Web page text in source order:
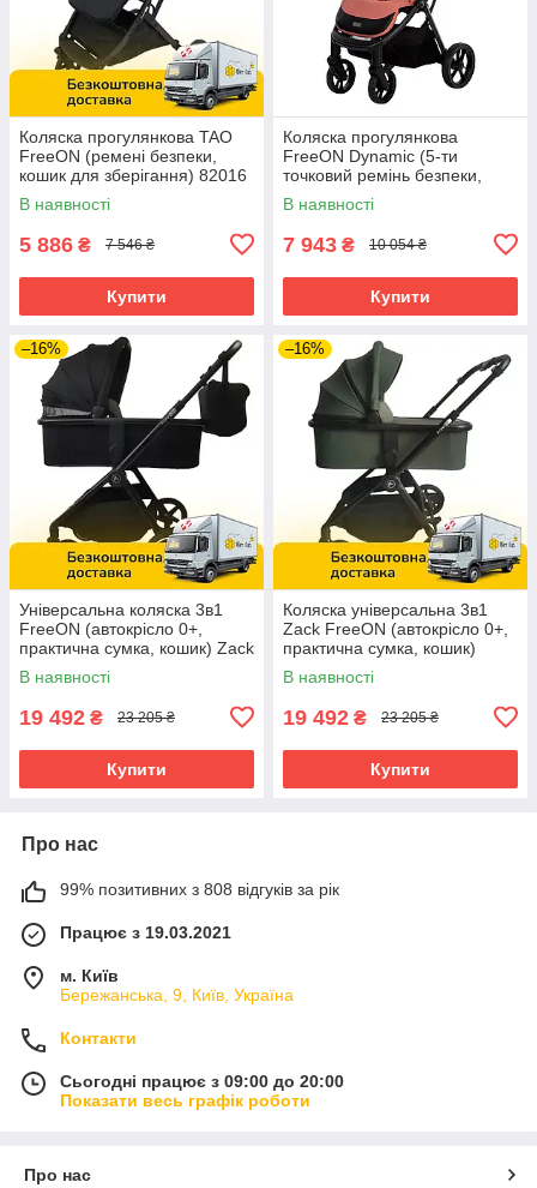
Коляска прогулянкова TAO
FreeON (ремені безпеки,
кошик для зберігання) 82016
Жовтий
В наявності
5 886 ₴ 7 546 ₴
Купити
Коляска прогулянкова
FreeON Dynamic (5-ти
точковий ремінь безпеки,
регул. підніжка) Рожева
В наявності
7 943 ₴ 10 054 ₴
Купити
–16%
Універсальна коляска 3в1
FreeON (автокрісло 0+,
практична сумка, кошик) Zack
Black 80685 Чорна
В наявності
19 492 ₴ 23 205 ₴
Купити
–16%
Коляска універсальна 3в1
Zack FreeON (автокрісло 0+,
практична сумка, кошик)
81972 Оливкова
В наявності
19 492 ₴ 23 205 ₴
Купити
Про нас
99% позитивних з 808 відгуків за рік
Працює з 19.03.2021
м. Київ
Бережанська, 9, Київ, Україна
Контакти
Сьогодні працює з 09:00 до 20:00
Показати весь графік роботи
Про нас